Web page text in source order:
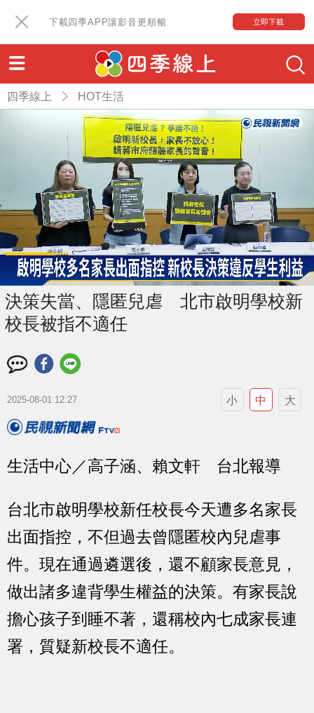
下載四季APP讓影音更順暢 立即下載
四季線上 HOT生活
決策失當、隱匿兒虐 北市啟明學校新
校長被指不適任
2025-08-01 12:27 小 中 大
生活中心／高子涵、賴文軒 台北報導
台北市啟明學校新任校長今天遭多名家長
出面指控，不但過去曾隱匿校內兒虐事
件。現在通過遴選後，還不顧家長意見，
做出諸多違背學生權益的決策。有家長說
擔心孩子到睡不著，還稱校內七成家長連
署，質疑新校長不適任。